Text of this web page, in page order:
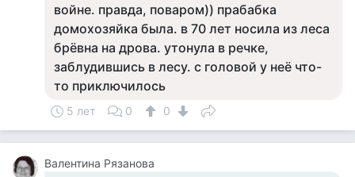
войне. правда, поваром)) прабабка
домохозяйка была. в 70 лет носила из леса
брёвна на дрова. утонула в речке,
заблудившись в лесу. с головой у неё что-
то приключилось
5 лет 0 0
Валентина Рязанова